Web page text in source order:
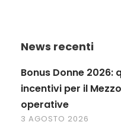
News recenti
Bonus Donne
incentivi per il
operative
3 AGOSTO 2026